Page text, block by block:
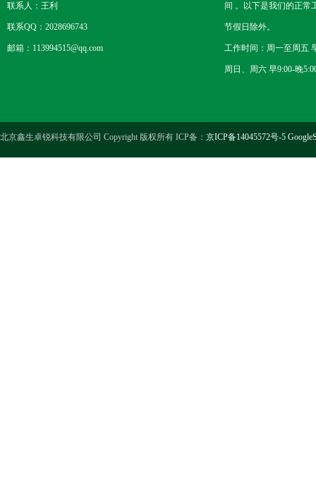
联系人：王利
联系QQ：2028696743
邮箱：113994515@qq.com
间 。以下是我们的正常
节假日除外。
工作时间：周一至周五
周日、周六 早9:00-晚
北京鑫生卓锐科技有限公司 Copyright 版权所有 ICP备： 京ICP备14045572号-5